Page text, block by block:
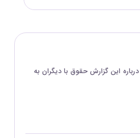
این گزارش حقوق با دیگران به